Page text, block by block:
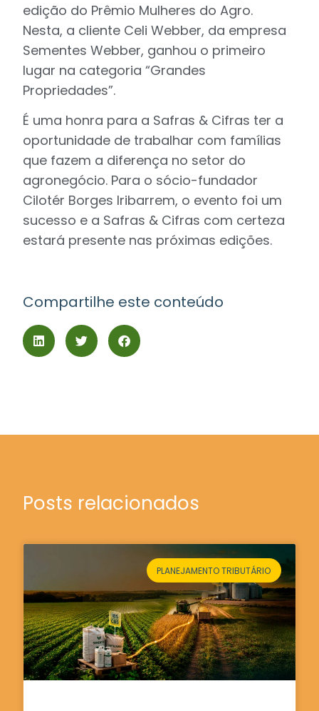
edição do Prêmio Mulheres do Agro.
Nesta, a cliente Celi Webber, da empresa
Sementes Webber, ganhou o primeiro
lugar na categoria “Grandes
Propriedades”.
É uma honra para a Safras & Cifras ter a
oportunidade de trabalhar com famílias
que fazem a diferença no setor do
agronegócio. Para o sócio-fundador
Cilotér Borges Iribarrem, o evento foi um
sucesso e a Safras & Cifras com certeza
estará presente nas próximas edições.
Compartilhe este conteúdo
Posts relacionados
PLANEJAMENTO TRIBUTÁRIO